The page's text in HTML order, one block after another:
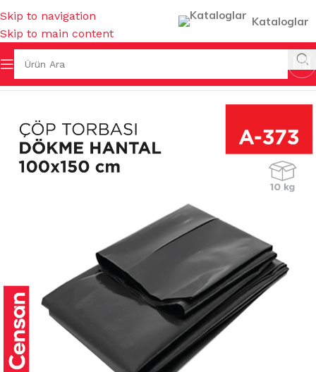
Skip to navigation
Skip to main content
Kataloglar
& KOVALAR & GERİ DÖNÜŞÜMLER ÇÖP TORBALARI